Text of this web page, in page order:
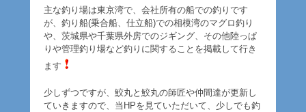
主な釣り場は東京湾で、会社所有の船での釣りです
が、釣り船(乗合船、仕立船)での相模湾のマグロ釣り
や、茨城県や千葉県外房でのジギング、その他陸っぱ
りや管理釣り場など釣りに関することを掲載して行き
ます
少しずつですが、鮫丸と鮫丸の師匠や仲間達が更新し
ていきますので、当HPを見ていただいて、少しでも釣